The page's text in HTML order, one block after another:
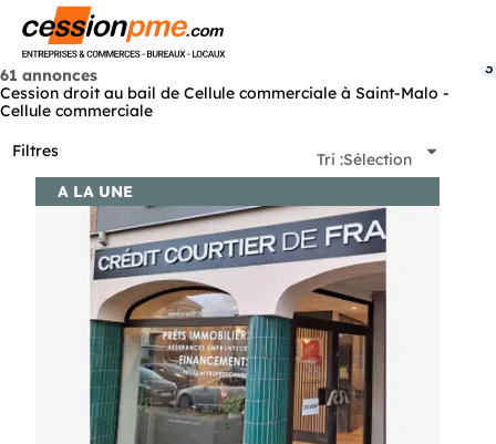
61 annonces
Cession droit au bail de Cellule commerciale à Saint-Malo -
Cellule commerciale
Filtres
3
Tri :Sélection
A LA UNE